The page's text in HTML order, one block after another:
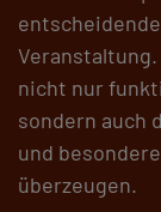
nicht nur
sondern auch
und
überzeugen.